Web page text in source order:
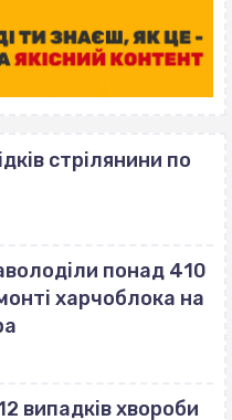
стрілянини по
понад 410
харчоблока на
випадків хвороби